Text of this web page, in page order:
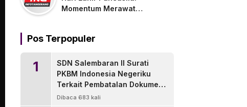
Momentum Merawat
Pos Terpopuler
1
SDN Salembaran II Surati
PKBM Indonesia Negeriku
Terkait Pembatalan Dokumen
Pengganti Ijazah
Dibaca 683 kali